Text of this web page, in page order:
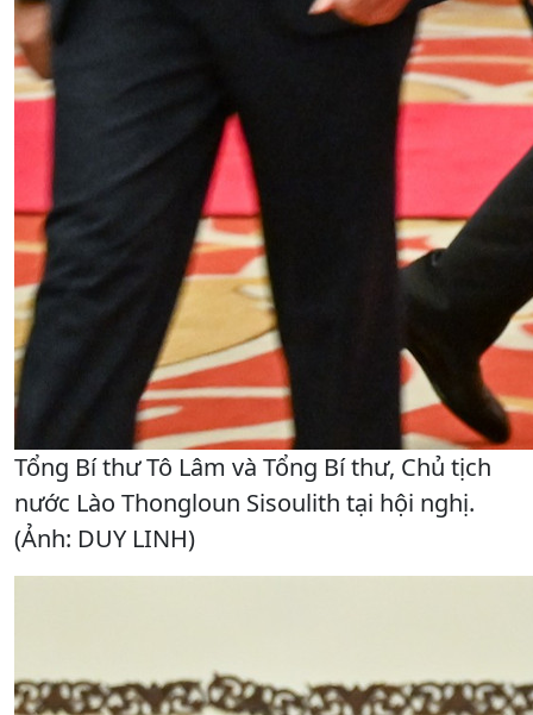
Tổng Bí thư Tô Lâm và Tổng Bí thư, Chủ tịch
nước Lào Thongloun Sisoulith tại hội nghị.
(Ảnh: DUY LINH)